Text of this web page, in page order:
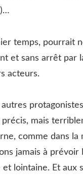
temps, pourrait
et sans arrêt par
acteurs.
mais
comme dans
jamais à
lointaine. Et